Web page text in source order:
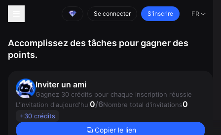
Se connecter S'inscrire FR
Accomplissez des tâches pour gagner des
points.
Inviter un ami
Gagnez 30 crédits pour chaque inscription réussie
L'invitation d'aujourd'hui0/6Nombre total d'invitations0
+30 crédits
Copier le lien